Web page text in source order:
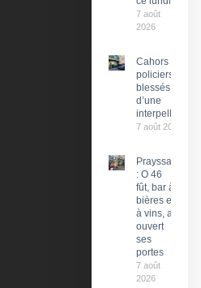
7 août
2026
Cahors : Des
policiers
blessés lors
d’une
interpellation
7 août 2026
Prayssac
: O 46
fût, bar à
bières et
à vins, a
ouvert
ses
portes
7 août
2026